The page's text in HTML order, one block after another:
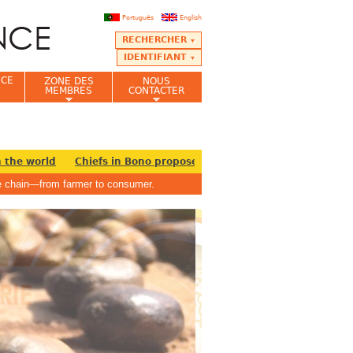
English
Português
RECHERCHER
IDENTIFIANT
ZONE DES
MEMBRES
NOUS
CONTACTER
world Chiefs in Bono propose establishment of Cashew
farmer to consumer.